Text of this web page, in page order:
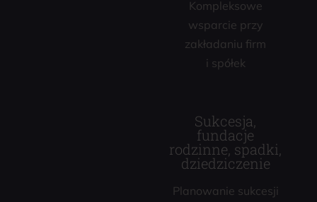
Kompleksowe
wsparcie przy
zakładaniu firm
i spółek
Sukcesja,
fundacje
rodzinne, spadki,
dziedziczenie
Planowanie sukcesji